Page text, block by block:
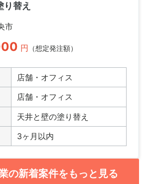
り替え
市
円 （想定発注額）
店舗・オフィス
店舗・オフィス
天井と壁の塗り替え
3ヶ月以内
の新着案件をもっと見る